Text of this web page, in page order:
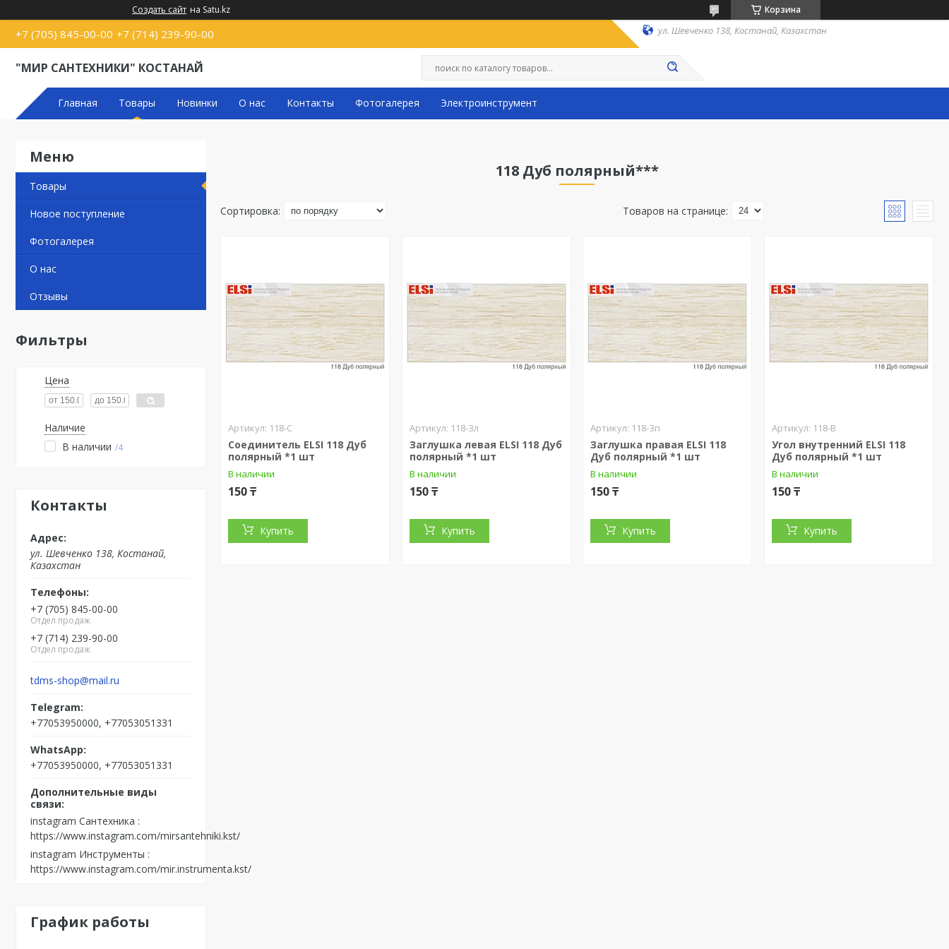
Создать сайт на Satu.kz Корзина
+7 (705) 845-00-00 +7 (714) 239-90-00 ул. Шевченко 138, Костанай, Казахстан
"МИР САНТЕХНИКИ" КОСТАНАЙ
Главная Товары Новинки О нас Контакты Фотогалерея Электроинструмент
Товары
Новое поступление
Фотогалерея
О нас
Отзывы
Фильтры
Цена
Наличие
В наличии
4
Контакты
ул. Шевченко 138, Костанай,
Казахстан
+7 (705) 845-00-00
Отдел продаж
+7 (714) 239-90-00
Отдел продаж
tdms-shop@mail.ru
+77053950000, +77053051331
+77053950000, +77053051331
instagram Сантехника
https://www.instagram.com/mirsantehniki.kst/
instagram Инструменты
https://www.instagram.com/mir.instrumenta.kst/
График работы
118 Дуб полярный***
118-С
Соединитель ELSI 118 Дуб
полярный *1 шт
В наличии
150 ₸
Купить
118-Зл
Заглушка левая ELSI 118 Дуб
полярный *1 шт
В наличии
150 ₸
Купить
118-Зп
Заглушка правая ELSI 118
Дуб полярный *1 шт
В наличии
150 ₸
Купить
118-В
Угол внутренний ELSI 118
Дуб полярный *1 шт
В наличии
150 ₸
Купить